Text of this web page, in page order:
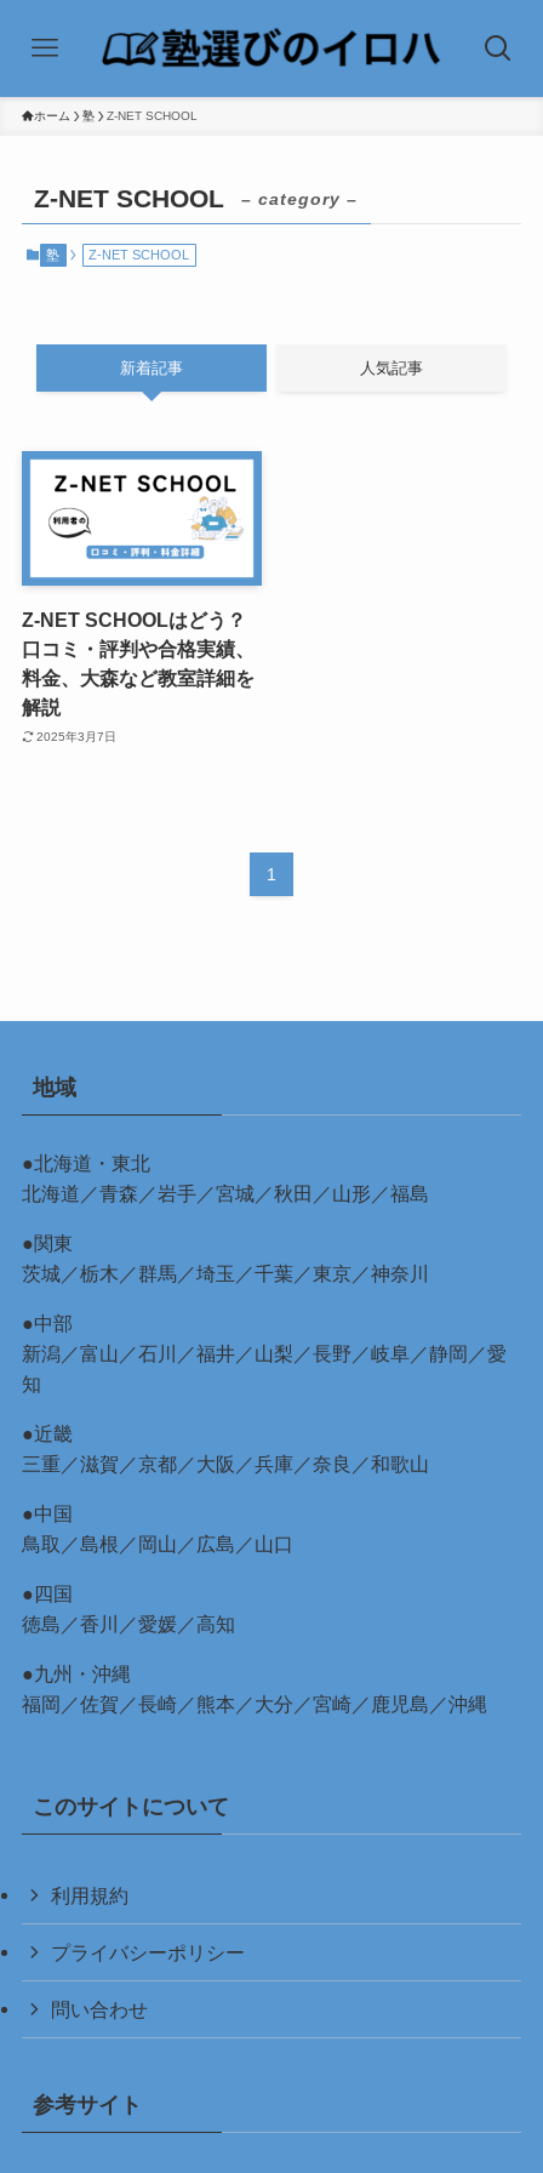
ホーム 塾 Z-NET SCHOOL
Z-NET SCHOOL – category –
塾 Z-NET SCHOOL
新着記事 人気記事
Z-NET SCHOOLはどう？
口コミ・評判や合格実績、
料金、大森など教室詳細を
解説
2025年3月7日
1
地域
●北海道・東北
北海道 ／青森 ／岩手／宮城／秋田 ／山形 ／福島
●関東
茨城／栃木 ／群馬／埼玉 ／千葉／東京／神奈川
●中部
新潟 ／富山 ／石川 ／福井／山梨 ／長野 ／岐阜／静岡 ／愛
知
●近畿
三重 ／滋賀 ／京都／大阪 ／兵庫／奈良 ／和歌山
●中国
鳥取 ／島根 ／岡山 ／ 広島 ／山口
●四国
徳島 ／香川 ／愛媛／高知
●九州・沖縄
福岡 ／佐賀 ／長崎／熊本 ／大分 ／宮崎／ 鹿児島 ／沖縄
このサイトについて
利用規約
プライバシーポリシー
問い合わせ
参考サイト